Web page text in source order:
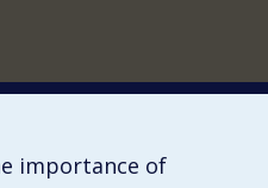
importance of